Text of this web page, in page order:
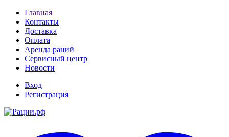
Главная
Контакты
Доставка
Оплата
Аренда раций
Сервисный центр
Новости
Вход
Регистрация